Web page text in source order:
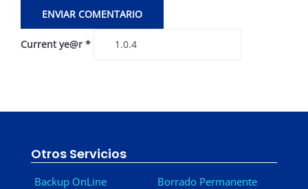
Current ye@r *
Otros Servicios
Backup OnLine
Borrado Permanente